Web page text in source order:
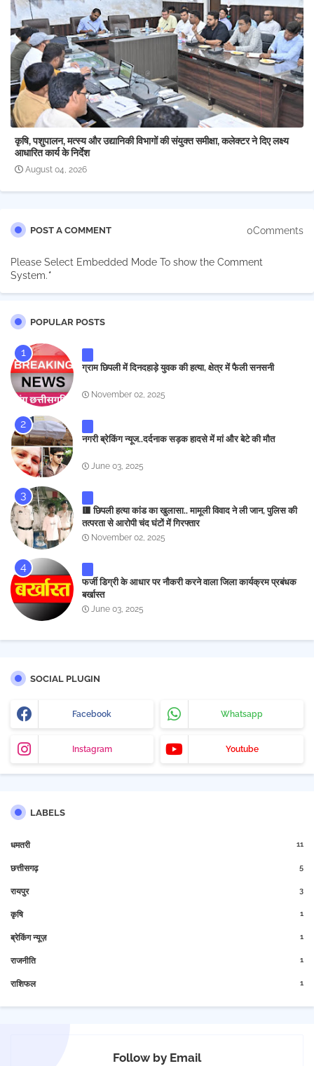
कृषि, पशुपालन, मत्स्य और उद्यानिकी विभागों की संयुक्त समीक्षा, कलेक्टर ने दिए लक्ष्य
आधारित कार्य के निर्देश
August 04, 2026
POST A COMMENT 0Comments
Please Select Embedded Mode To show the Comment
System.*
POPULAR POSTS
ग्राम छिपली में दिनदहाड़े युवक की हत्या, क्षेत्र में फैली सनसनी
November 02, 2025
नगरी ब्रेकिंग न्यूज..दर्दनाक सड़क हादसे में मां और बेटे की मौत
June 03, 2025
🟥 छिपली हत्या कांड का खुलासा.. मामूली विवाद ने ली जान, पुलिस की
तत्परता से आरोपी चंद घंटों में गिरफ्तार
November 02, 2025
फर्जी डिग्री के आधार पर नौकरी करने वाला जिला कार्यक्रम प्रबंधक
बर्खास्त
June 03, 2025
SOCIAL PLUGIN
Facebook Whatsapp
Instagram Youtube
LABELS
धमतरी 11
छत्तीसगढ़ 5
रायपुर 3
कृषि 1
ब्रेकिंग न्यूज़ 1
राजनीति 1
राशिफल 1
Follow by Email